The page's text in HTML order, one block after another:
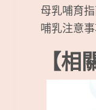
母乳哺育
哺乳注意
【相